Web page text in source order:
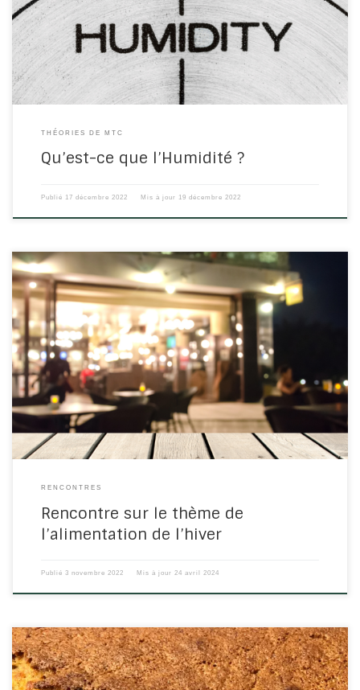
qui va entraver la circulation de l’énergie. L’énergie perverse Il y a
plusieurs énergies perverses qui peuvent nous atteindre, qu’elles
[…]
THÉORIES DE MTC
Qu’est-ce que l’Humidité ?
Publié 17 décembre 2022 Mis à jour 19 décembre 2022
Participez à la rencontre du mercredi 7 décembre : Bien
s’alimenter en hiver selon la Médecine Traditionnelle Chinoise
L’objectif de la rencontre est d’échanger sur les bienfaits d’une
alimentation adaptée à la saison, selon les principes de cette
médecine ancestrale. Nos grands-mères avaient tout compris
Date : Mercredi 7 décembre […]
RENCONTRES
Rencontre sur le thème de
l’alimentation de l’hiver
Publié 3 novembre 2022 Mis à jour 24 avril 2024